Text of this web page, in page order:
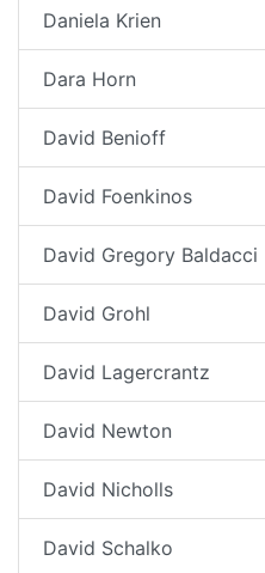
Daniela Krien
Dara Horn
David Benioff
David Foenkinos
David Gregory Baldacci
David Grohl
David Lagercrantz
David Newton
David Nicholls
David Schalko